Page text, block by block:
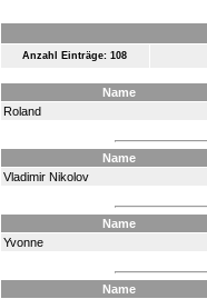
Anzahl Einträge: 108
Name
Roland
Name
Vladimir Nikolov
Name
Yvonne
Name